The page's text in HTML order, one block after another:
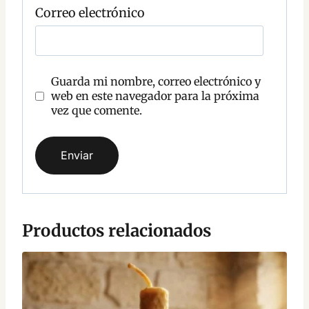
r
i
o
Correo electrónico
Guarda mi nombre, correo electrónico y
web en este navegador para la próxima
vez que comente.
Productos relacionados